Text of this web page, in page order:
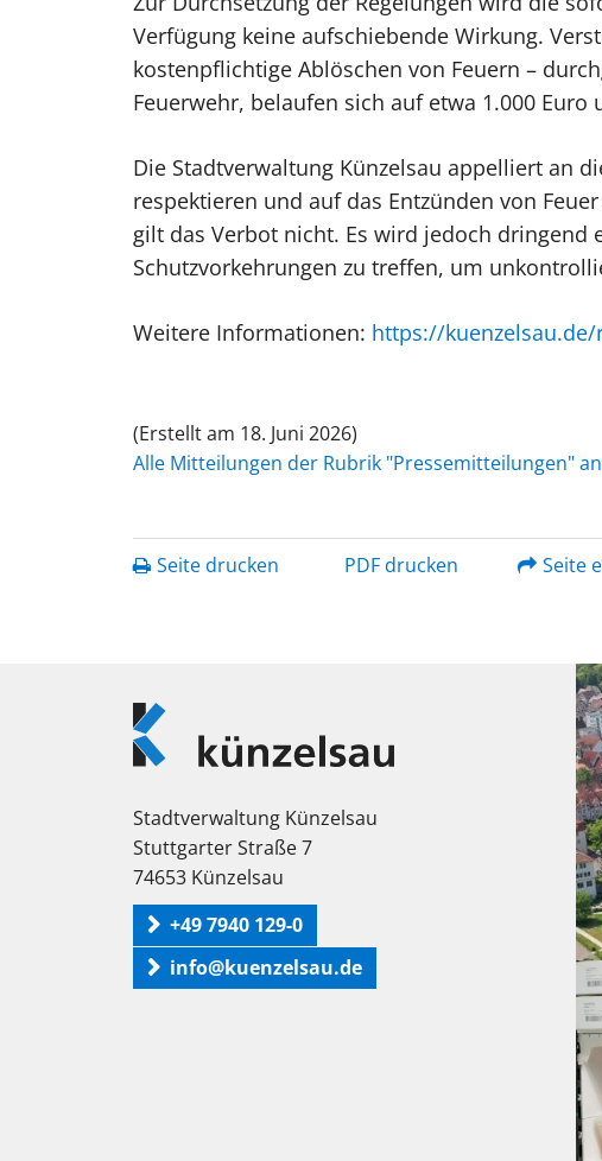
Verfügung keine aufschiebende Wirkung.
kostenpflichtige Ablöschen von Feuern –
Feuerwehr, belaufen sich auf etwa 1.000
Die Stadtverwaltung Künzelsau appelliert an
respektieren und auf das Entzünden von
gilt das Verbot nicht. Es wird jedoch
Schutzvorkehrungen zu treffen, um
Weitere Informationen: https://
(Erstellt am 18. Juni 2026)
Alle Mitteilungen der Rubrik "Pressemitteilungen"
Seite drucken PDF drucken Seite
Logo
Künzelsau
Stadtverwaltung Künzelsau
Stuttgarter Straße 7
74653 Künzelsau
+49 7940 129-0
info@kuenzelsau.de